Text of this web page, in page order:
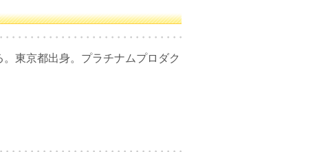
東京都出身。プラチナムプロダク